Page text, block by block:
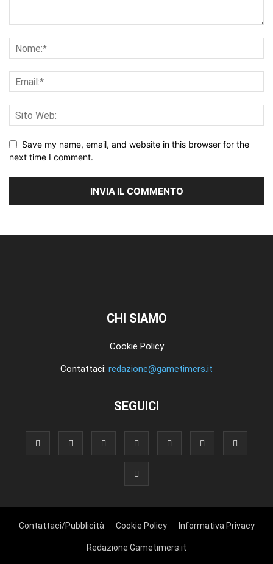
Save my name, email, and website in this browser for the
next time I comment.
CHI SIAMO
Cookie Policy
Contattaci: redazione@gametimers.it
SEGUICI
Contattaci/Pubblicità Cookie Policy Informativa Privacy
Redazione Gametimers.it